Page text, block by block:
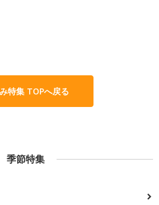
特集 TOPへ戻る
季節特集